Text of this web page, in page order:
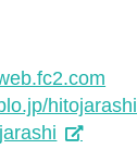
hitojarashi